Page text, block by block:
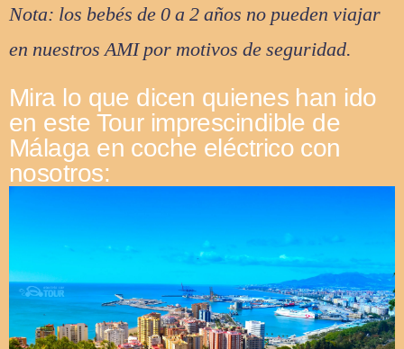
Nota: los bebés de 0 a 2 años no pueden viajar
en nuestros AMI por motivos de seguridad.
Mira lo que dicen quienes han ido
en este Tour imprescindible de
Málaga en coche eléctrico con
nosotros: